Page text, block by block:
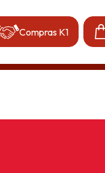
Compras K1